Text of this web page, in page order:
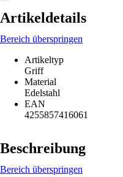
Artikeldetails
Bereich überspringen
Artikeltyp
Griff
Material
Edelstahl
EAN
4255857416061
Beschreibung
Bereich überspringen